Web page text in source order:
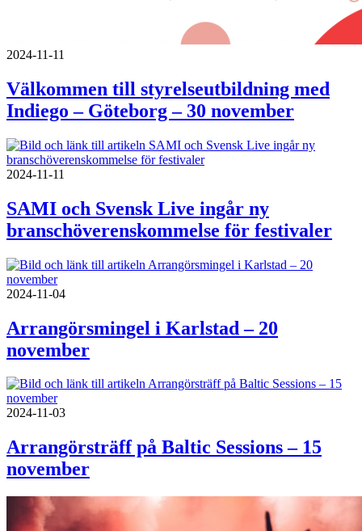
2024-11-11
Välkommen till styrelseutbildning med
Indiego – Göteborg – 30 november
2024-11-11
SAMI och Svensk Live ingår ny
branschöverenskommelse för festivaler
2024-11-04
Arrangörsmingel i Karlstad – 20
november
2024-11-03
Arrangörsträff på Baltic Sessions – 15
november